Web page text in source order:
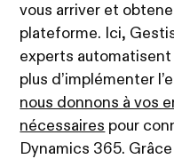
vous arriver et
plateforme. Ici,
experts automatisent
plus d’implémenter
nous donnons à vos
nécessaires pour
Dynamics 365.